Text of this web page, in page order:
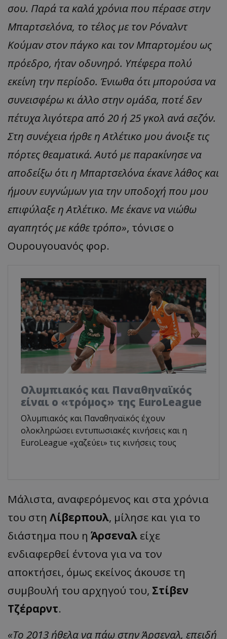
σου. Παρά τα καλά χρόνια που πέρασε στην
Μπαρτσελόνα, το τέλος με τον Ρόναλντ
Κούμαν στον πάγκο και τον Μπαρτομέου ως
πρόεδρο, ήταν οδυνηρό. Υπέφερα πολύ
εκείνη την περίοδο. Ένιωθα ότι μπορούσα να
συνεισφέρω κι άλλο στην ομάδα, ποτέ δεν
πέτυχα λιγότερα από 20 ή 25 γκολ ανά σεζόν.
Στη συνέχεια ήρθε η Ατλέτικο μου άνοιξε τις
πόρτες θεαματικά. Αυτό με παρακίνησε να
αποδείξω ότι η Μπαρτσελόνα έκανε λάθος και
ήμουν ευγνώμων για την υποδοχή που μου
επιφύλαξε η Ατλέτικο. Με έκανε να νιώθω
αγαπητός με κάθε τρόπο», τόνισε ο
Ουρουγουανός φορ.
Ολυμπιακός και Παναθηναϊκός
είναι ο «τρόμος» της EuroLeague
Ολυμπιακός και Παναθηναϊκός έχουν
ολοκληρώσει εντυπωσιακές κινήσεις και η
EuroLeague «χαζεύει» τις κινήσεις τους
Μάλιστα, αναφερόμενος και στα χρόνια
του στη Λίβερπουλ, μίλησε και για το
διάστημα που η Άρσεναλ είχε
ενδιαφερθεί έντονα για να τον
αποκτήσει, όμως εκείνος άκουσε τη
συμβουλή του αρχηγού του, Στίβεν
Τζέραρντ.
«Το 2013 ήθελα να πάω στην Άρσεναλ, επειδή